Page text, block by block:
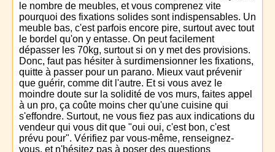
le nombre de meubles, et vous comprenez vite
pourquoi des fixations solides sont indispensables. Un
meuble bas, c'est parfois encore pire, surtout avec tout
le bordel qu'on y entasse. On peut facilement
dépasser les 70kg, surtout si on y met des provisions.
Donc, faut pas hésiter à surdimensionner les fixations,
quitte à passer pour un parano. Mieux vaut prévenir
que guérir, comme dit l'autre. Et si vous avez le
moindre doute sur la solidité de vos murs, faites appel
à un pro, ça coûte moins cher qu'une cuisine qui
s'effondre. Surtout, ne vous fiez pas aux indications du
vendeur qui vous dit que "oui oui, c'est bon, c'est
prévu pour". Vérifiez par vous-même, renseignez-
vous, et n'hésitez pas à poser des questions